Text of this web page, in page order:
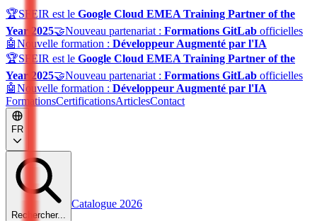
🏆SFEIR est le Google Cloud EMEA Training Partner of the
Year 2025🤝Nouveau partenariat : Formations GitLab officielles
🤖Nouvelle formation : Développeur Augmenté par l'IA
🏆SFEIR est le Google Cloud EMEA Training Partner of the
Year 2025🤝Nouveau partenariat : Formations GitLab officielles
🤖Nouvelle formation : Développeur Augmenté par l'IA
FormationsCertificationsArticlesContact
FR
Rechercher...
Catalogue 2026